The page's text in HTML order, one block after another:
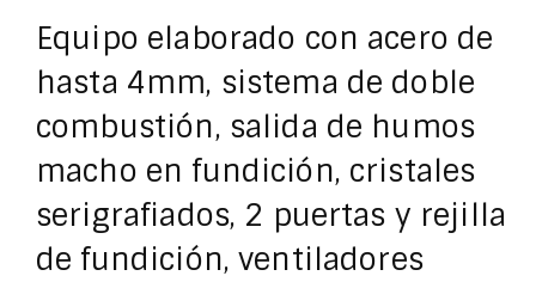
Equipo elaborado con acero de
hasta 4mm, sistema de doble
combustión, salida de humos
macho en fundición, cristales
serigrafiados, 2 puertas y rejilla
de fundición, ventiladores